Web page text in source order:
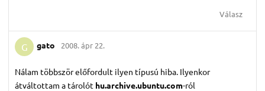
Válasz
G gato 2008. ápr 22.
Nálam többször előfordult ilyen típusú hiba. Ilyenkor
átváltottam a tárolót hu.archive.ubuntu.com-ról